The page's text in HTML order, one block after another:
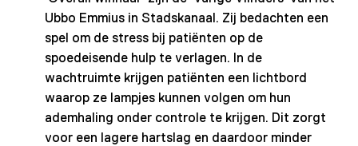
Ubbo Emmius in Stadskanaal. Zij bedachten een
spel om de stress bij patiënten op de
spoedeisende hulp te verlagen. In de
wachtruimte krijgen patiënten een lichtbord
waarop ze lampjes kunnen volgen om hun
ademhaling onder controle te krijgen. Dit zorgt
voor een lagere hartslag en daardoor minder